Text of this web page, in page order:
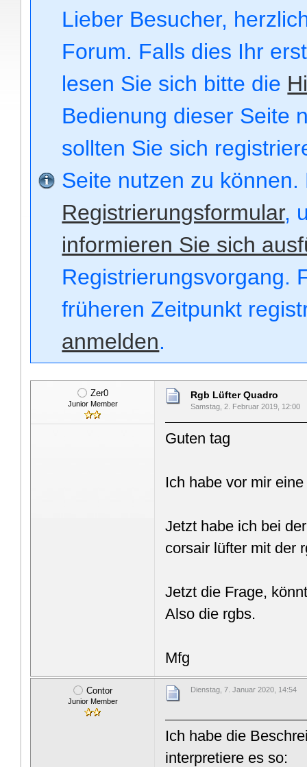
Lieber Besucher,
Forum. Falls dies Ihr
lesen Sie sich bitte die
Bedienung dieser Seite
sollten Sie sich
Seite nutzen zu
Registrierungsformular,
informieren Sie sich
Registrierungsvorgang.
früheren Zeitpunkt
anmelden.
Zer0
Junior Member
Rgb Lüfter Quadro
Samstag, 2. Februar 2019, 12:00
Guten tag
Ich habe vor mir
Jetzt habe ich bei
corsair lüfter mit der
Jetzt die Frage,
Also die rgbs.
Mfg
Contor
Junior Member
Dienstag, 7. Januar 2020, 14:54
Ich habe die
interpretiere es so: